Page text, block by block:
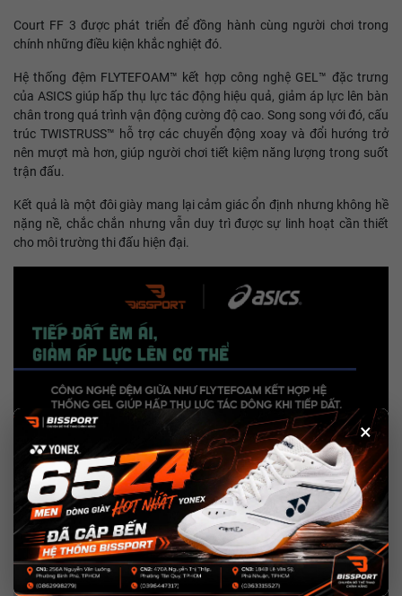
×
Court FF 3 được phát triển để đồng hành cùng người chơi trong
chính những điều kiện khắc nghiệt đó.
Hệ thống đệm FLYTEFOAM™ kết hợp công nghệ GEL™ đặc trưng
của ASICS giúp hấp thụ lực tác động hiệu quả, giảm áp lực lên bàn
chân trong quá trình vận động cường độ cao. Song song với đó, cấu
trúc TWISTRUSS™ hỗ trợ các chuyển động xoay và đổi hướng trở
nên mượt mà hơn, giúp người chơi tiết kiệm năng lượng trong suốt
trận đấu.
Kết quả là một đôi giày mang lại cảm giác ổn định nhưng không hề
nặng nề, chắc chắn nhưng vẫn duy trì được sự linh hoạt cần thiết
cho môi trường thi đấu hiện đại.